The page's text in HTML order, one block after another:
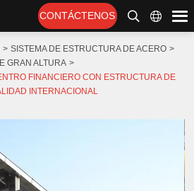
CONTÁCTENOS
SISTEMA DE ESTRUCTURA DE ACERO
GRAN ALTURA
FINANCIERO CON ESTRUCTURA DE
INTERNACIONAL